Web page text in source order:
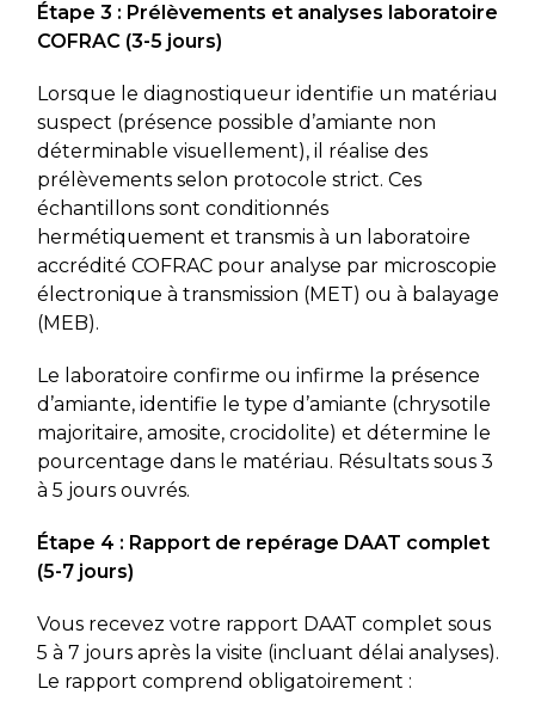
Étape 3 : Prélèvements et analyses laboratoire
COFRAC (3-5 jours)
Lorsque le diagnostiqueur identifie un matériau
suspect (présence possible d’amiante non
déterminable visuellement), il réalise des
prélèvements selon protocole strict. Ces
échantillons sont conditionnés
hermétiquement et transmis à un laboratoire
accrédité COFRAC pour analyse par microscopie
électronique à transmission (MET) ou à balayage
(MEB).
Le laboratoire confirme ou infirme la présence
d’amiante, identifie le type d’amiante (chrysotile
majoritaire, amosite, crocidolite) et détermine le
pourcentage dans le matériau. Résultats sous 3
à 5 jours ouvrés.
Étape 4 : Rapport de repérage DAAT complet
(5-7 jours)
Vous recevez votre rapport DAAT complet sous
5 à 7 jours après la visite (incluant délai analyses).
Le rapport comprend obligatoirement :